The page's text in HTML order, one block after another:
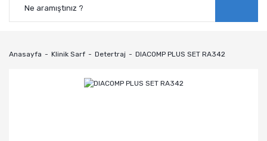
Anasayfa Klinik Sarf Detertraj DIACOMP PLUS SET RA342